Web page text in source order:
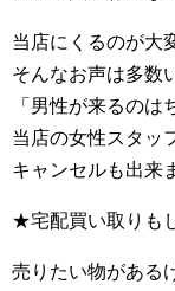
当店にくるのが大
そんなお声は多数
「男性が来るの
当店の女性スタッ
キャンセルも出来
★宅配買い取りも
売りたい物がある